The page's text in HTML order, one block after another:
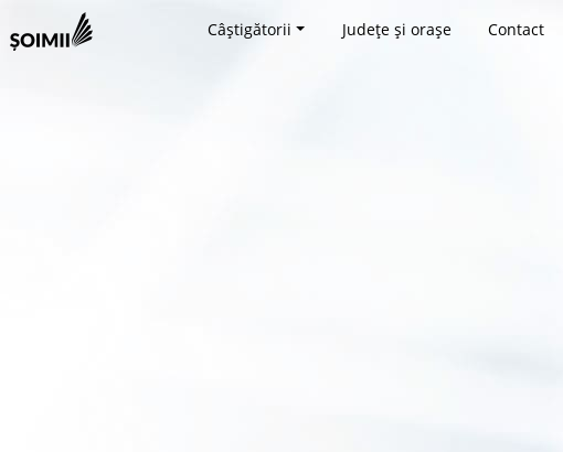
Câștigătorii Județe și orașe Contact